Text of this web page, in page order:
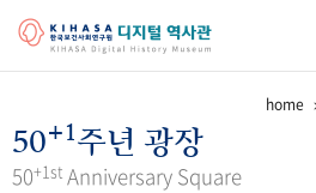
걸어온 길 기관 변천사
home
50+1주년 광장
50+1st Anniversary Square